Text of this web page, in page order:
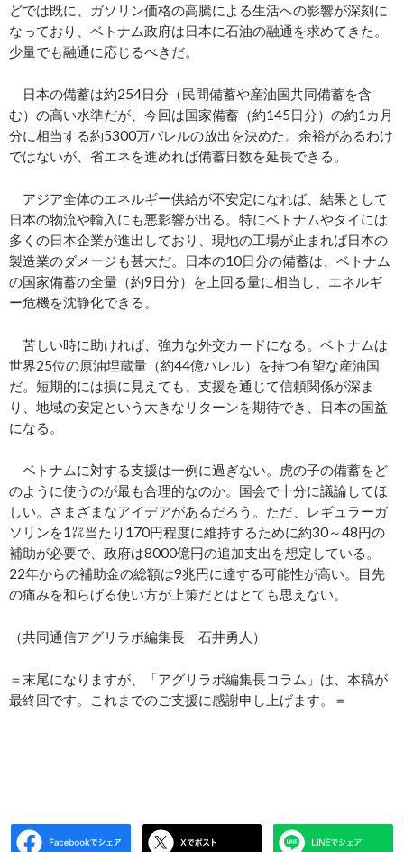
どでは既に、ガソリン価格の高騰による生活への影響が深刻に
なっており、ベトナム政府は日本に石油の融通を求めてきた。
少量でも融通に応じるべきだ。
日本の備蓄は約254日分（民間備蓄や産油国共同備蓄を含
む）の高い水準だが、今回は国家備蓄（約145日分）の約1カ月
分に相当する約5300万バレルの放出を決めた。余裕があるわけ
ではないが、省エネを進めれば備蓄日数を延長できる。
アジア全体のエネルギー供給が不安定になれば、結果として
日本の物流や輸入にも悪影響が出る。特にベトナムやタイには
多くの日本企業が進出しており、現地の工場が止まれば日本の
製造業のダメージも甚大だ。日本の10日分の備蓄は、ベトナム
の国家備蓄の全量（約9日分）を上回る量に相当し、エネルギ
ー危機を沈静化できる。
苦しい時に助ければ、強力な外交カードになる。ベトナムは
世界25位の原油埋蔵量（約44億バレル）を持つ有望な産油国
だ。短期的には損に見えても、支援を通じて信頼関係が深ま
り、地域の安定という大きなリターンを期待でき、日本の国益
になる。
ベトナムに対する支援は一例に過ぎない。虎の子の備蓄をど
のように使うのが最も合理的なのか。国会で十分に議論してほ
しい。さまざまなアイデアがあるだろう。ただ、レギュラーガ
ソリンを1㍑当たり170円程度に維持するために約30～48円の
補助が必要で、政府は8000億円の追加支出を想定している。
22年からの補助金の総額は9兆円に達する可能性が高い。目先
の痛みを和らげる使い方が上策だとはとても思えない。
（共同通信アグリラボ編集長 石井勇人）
＝末尾になりますが、「アグリラボ編集長コラム」は、本稿が
最終回です。これまでのご支援に感謝申し上げます。＝